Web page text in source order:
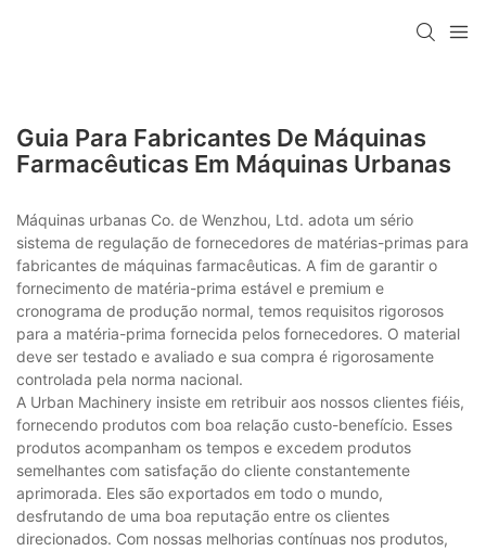
Guia Para Fabricantes De Máquinas
Farmacêuticas Em Máquinas Urbanas
Máquinas urbanas Co. de Wenzhou, Ltd. adota um sério
sistema de regulação de fornecedores de matérias-primas para
fabricantes de máquinas farmacêuticas. A fim de garantir o
fornecimento de matéria-prima estável e premium e
cronograma de produção normal, temos requisitos rigorosos
para a matéria-prima fornecida pelos fornecedores. O material
deve ser testado e avaliado e sua compra é rigorosamente
controlada pela norma nacional.
A Urban Machinery insiste em retribuir aos nossos clientes fiéis,
fornecendo produtos com boa relação custo-benefício. Esses
produtos acompanham os tempos e excedem produtos
semelhantes com satisfação do cliente constantemente
aprimorada. Eles são exportados em todo o mundo,
desfrutando de uma boa reputação entre os clientes
direcionados. Com nossas melhorias contínuas nos produtos,